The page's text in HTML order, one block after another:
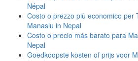
Népal
Costo o prezzo più economico per
Manaslu in Nepal
Costo o precio más barato para
Nepal
Goedkoopste kosten of prijs voor